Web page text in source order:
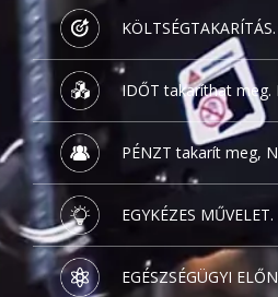
KÖLTSÉGTAKARÍTÁS.
IDŐT takaríthat meg.
PÉNZT takarít meg,
ÉS A
EGYKÉZES MŰVELET.
EGÉSZSÉGÜGYI